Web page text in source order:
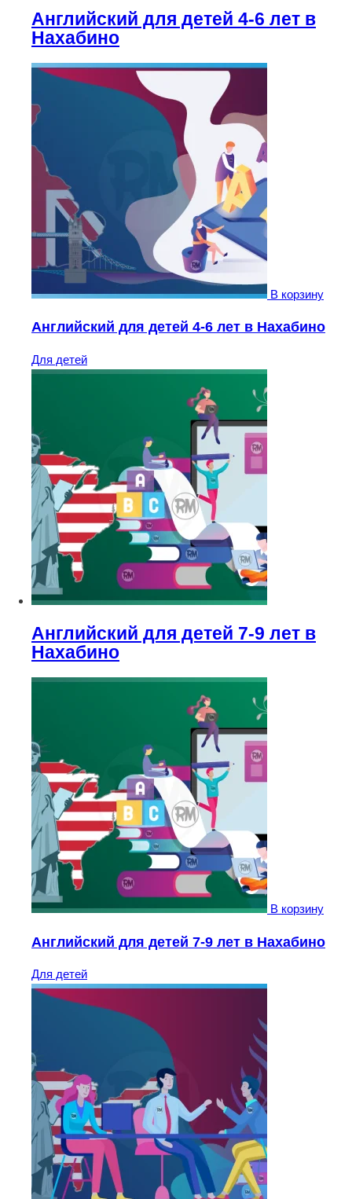
Английский для детей 4-6 лет в
Нахабино
В корзину
Английский для детей 4-6 лет в Нахабино
Для детей
Английский для детей 7-9 лет в
Нахабино
В корзину
Английский для детей 7-9 лет в Нахабино
Для детей